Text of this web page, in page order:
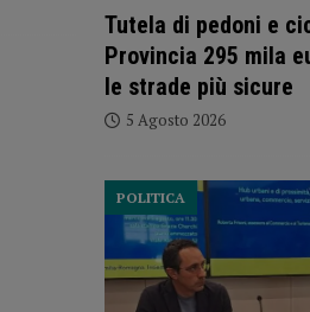
Tutela di pedoni e
Provincia 295 mila
le strade più sicure
5 Agosto 2026
POLITICA